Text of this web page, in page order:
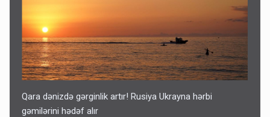
Qara dənizdə gərginlik artır! Rusiya Ukrayna hərbi
gəmilərini hədəf alır